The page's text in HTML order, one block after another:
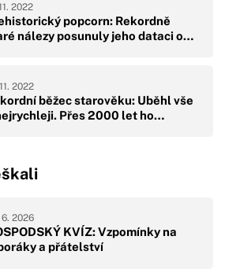
popcorn: Rekordně
nálezy posunuly jeho dataci o…
2022
běžec starověku: Uběhl vše
Přes 2000 let ho…
2022
KVÍZ: Vzpomínky na
a přátelství
2026